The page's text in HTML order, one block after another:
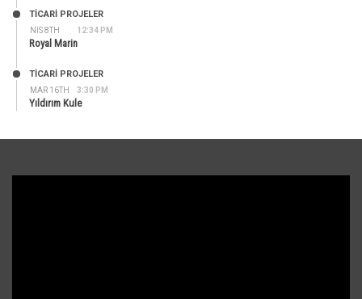
NIS 8TH 12:34 PM
TİCARİ PROJELER
Royal Marin
MAR 16TH 3:30 PM
TİCARİ PROJELER
Yıldırım Kule